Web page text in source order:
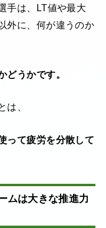
手は、LT値や最大
外に、何が違うのか
どうかです。
は、
って疲労を分散して
ムは大きな推進力